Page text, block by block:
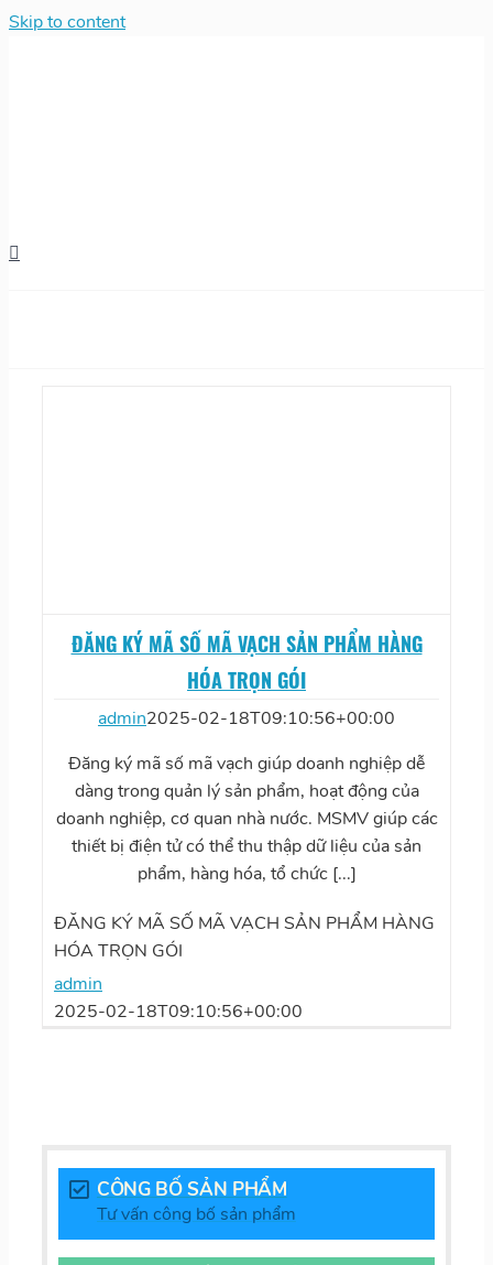
Skip to content
ĐĂNG KÝ MÃ SỐ MÃ VẠCH SẢN PHẨM HÀNG
HÓA TRỌN GÓI
admin2025-02-18T09:10:56+00:00
Đăng ký mã số mã vạch giúp doanh nghiệp dễ
dàng trong quản lý sản phẩm, hoạt động của
doanh nghiệp, cơ quan nhà nước. MSMV giúp các
thiết bị điện tử có thể thu thập dữ liệu của sản
phẩm, hàng hóa, tổ chức [...]
ĐĂNG KÝ MÃ SỐ MÃ VẠCH SẢN PHẨM HÀNG
HÓA TRỌN GÓI
admin
2025-02-18T09:10:56+00:00
CÔNG BỐ SẢN PHẨM
Tư vấn công bố sản phẩm